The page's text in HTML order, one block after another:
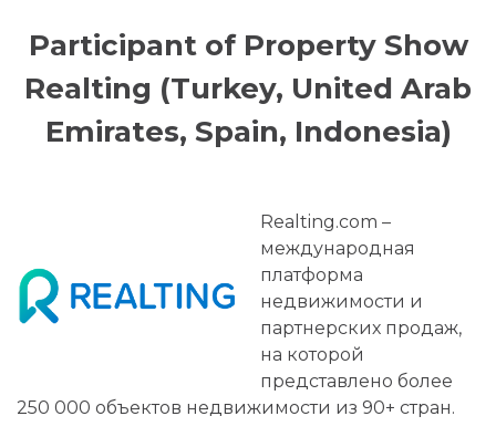
Participant of Property Show
Realting (Turkey, United Arab
Emirates, Spain, Indonesia)
Realting.com –
международная
платформа
недвижимости и
партнерских продаж,
на которой
представлено более
250 000 объектов недвижимости из 90+ стран.